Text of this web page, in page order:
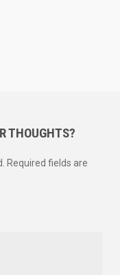
THOUGHTS?
Required fields are